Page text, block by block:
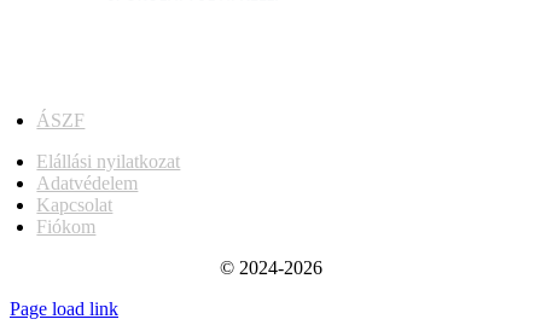
ÁSZF
Elállási nyilatkozat
Adatvédelem
Kapcsolat
Fiókom
© 2024-2026
Page load link